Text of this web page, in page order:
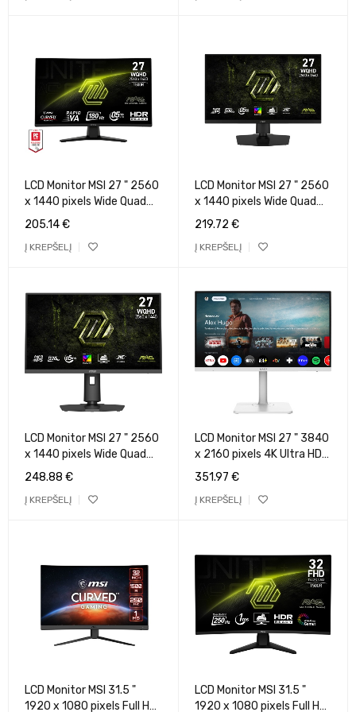
LCD Monitor MSI 27 " 2560
x 1440 pixels Wide Quad
HD Native aspect ratio
205.14€
Į KREPŠELĮ
LCD Monitor MSI 27 " 2560
x 1440 pixels Wide Quad
HD Native aspect ratio
MAG274QPFE20
219.72 €
Į KREPŠELĮ
LCD Monitor MSI 27 " 2560
x 1440 pixels Wide Quad
HD Native aspect ratio
MAG274QPFX32
248.88 €
Į KREPŠELĮ
LCD Monitor MSI 27 " 3840
x 2160 pixels 4K Ultra HD
Native aspect ratio 16:9
351.97 €
Į KREPŠELĮ
LCD Monitor MSI 31.5 "
1920 x 1080 pixels Full HD
LCD Monitor MSI 31.5 "
1920 x 1080 pixels Full HD